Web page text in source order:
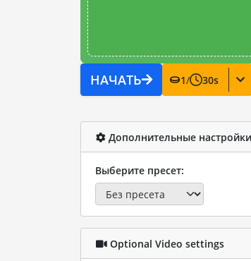
НАЧАТЬ 1/ 30s
Дополнительные настройки
Выберите пресет:
Optional Video settings